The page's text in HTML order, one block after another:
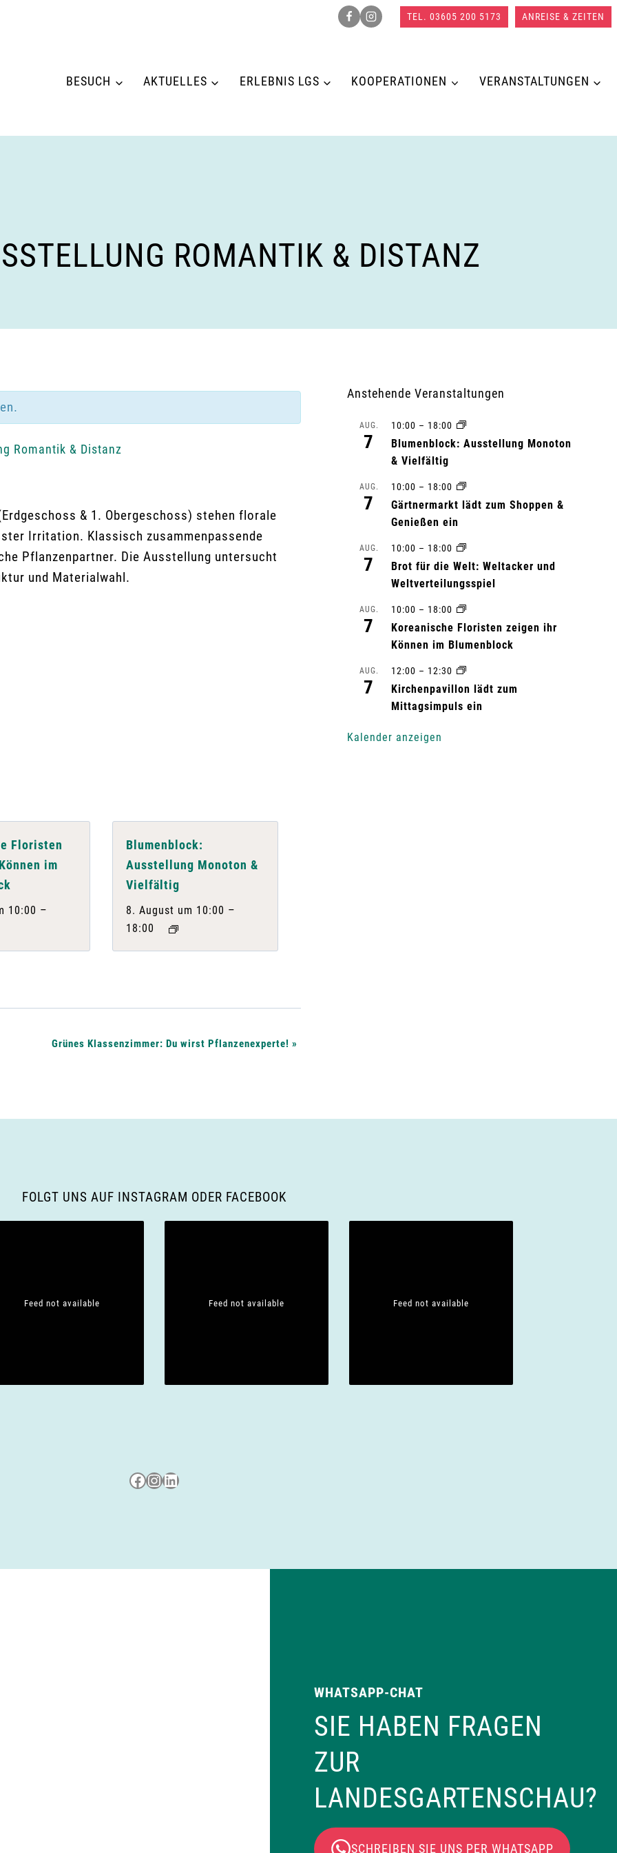
TEL. 03605 200 5173 ANREISE & ZEITEN
BESUCH AKTUELLES ERLEBNIS LGS KOOPERATIONEN VERANSTALTUNGEN
ROMANTIK & DISTANZ
Romantik & Distanz
& 1. Obergeschoss) stehen florale
Irritation. Klassisch zusammenpassende
Pflanzenpartner. Die Ausstellung untersucht
und Materialwahl.
Floristen
im
10:00 –
Blumenblock:
Ausstellung Monoton &
Vielfältig
8. August um 10:00 –
18:00
Grünes Klassenzimmer: Du wirst Pflanzenexperte!»
Anstehende Veranstaltungen
AUG.
7
10:00 – 18:00
Blumenblock: Ausstellung Monoton
& Vielfältig
AUG.
7
10:00 – 18:00
Gärtnermarkt lädt zum Shoppen &
Genießen ein
AUG.
7
10:00 – 18:00
Brot für die Welt: Weltacker und
Weltverteilungsspiel
AUG.
7
10:00 – 18:00
Koreanische Floristen zeigen ihr
Können im Blumenblock
AUG.
7
12:00 – 12:30
Kirchenpavillon lädt zum
Mittagsimpuls ein
Kalender anzeigen
FOLGT UNS AUF INSTAGRAM ODER FACEBOOK
Feed not available Feed not available Feed not available
Besuche uns auf Facebook
Besuche uns auf Instagram
LinkedIn
WHATSAPP-CHAT
SIE HABEN FRAGEN
ZUR
LANDESGARTENSCHAU?
SCHREIBEN SIE UNS PER WHATSAPP